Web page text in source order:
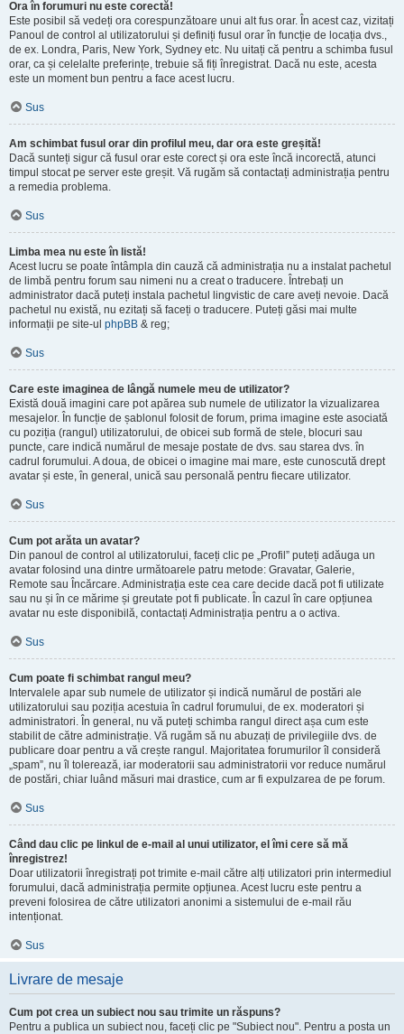
Ora în forumuri nu este corectă!
Este posibil să vedeți ora corespunzătoare unui alt fus orar. În acest caz, vizitați
Panoul de control al utilizatorului și definiți fusul orar în funcție de locația dvs.,
de ex. Londra, Paris, New York, Sydney etc. Nu uitați că pentru a schimba fusul
orar, ca și celelalte preferințe, trebuie să fiți înregistrat. Dacă nu este, acesta
este un moment bun pentru a face acest lucru.
Sus
Am schimbat fusul orar din profilul meu, dar ora este greșită!
Dacă sunteți sigur că fusul orar este corect și ora este încă incorectă, atunci
timpul stocat pe server este greșit. Vă rugăm să contactați administrația pentru
a remedia problema.
Sus
Limba mea nu este în listă!
Acest lucru se poate întâmpla din cauză că administrația nu a instalat pachetul
de limbă pentru forum sau nimeni nu a creat o traducere. Întrebați un
administrator dacă puteți instala pachetul lingvistic de care aveți nevoie. Dacă
pachetul nu există, nu ezitați să faceți o traducere. Puteți găsi mai multe
informații pe site-ul phpBB & reg;
Sus
Care este imaginea de lângă numele meu de utilizator?
Există două imagini care pot apărea sub numele de utilizator la vizualizarea
mesajelor. În funcție de șablonul folosit de forum, prima imagine este asociată
cu poziția (rangul) utilizatorului, de obicei sub formă de stele, blocuri sau
puncte, care indică numărul de mesaje postate de dvs. sau starea dvs. în
cadrul forumului. A doua, de obicei o imagine mai mare, este cunoscută drept
avatar și este, în general, unică sau personală pentru fiecare utilizator.
Sus
Cum pot arăta un avatar?
Din panoul de control al utilizatorului, faceți clic pe „Profil” puteți adăuga un
avatar folosind una dintre următoarele patru metode: Gravatar, Galerie,
Remote sau Încărcare. Administrația este cea care decide dacă pot fi utilizate
sau nu și în ce mărime și greutate pot fi publicate. În cazul în care opțiunea
avatar nu este disponibilă, contactați Administrația pentru a o activa.
Sus
Cum poate fi schimbat rangul meu?
Intervalele apar sub numele de utilizator și indică numărul de postări ale
utilizatorului sau poziția acestuia în cadrul forumului, de ex. moderatori și
administratori. În general, nu vă puteți schimba rangul direct așa cum este
stabilit de către administrație. Vă rugăm să nu abuzați de privilegiile dvs. de
publicare doar pentru a vă crește rangul. Majoritatea forumurilor îl consideră
„spam”, nu îl tolerează, iar moderatorii sau administratorii vor reduce numărul
de postări, chiar luând măsuri mai drastice, cum ar fi expulzarea de pe forum.
Sus
Când dau clic pe linkul de e-mail al unui utilizator, el îmi cere să mă
înregistrez!
Doar utilizatorii înregistrați pot trimite e-mail către alți utilizatori prin intermediul
forumului, dacă administrația permite opțiunea. Acest lucru este pentru a
preveni folosirea de către utilizatori anonimi a sistemului de e-mail rău
intenționat.
Sus
Livrare de mesaje
Cum pot crea un subiect nou sau trimite un răspuns?
Pentru a publica un subiect nou, faceți clic pe "Subiect nou". Pentru a posta un